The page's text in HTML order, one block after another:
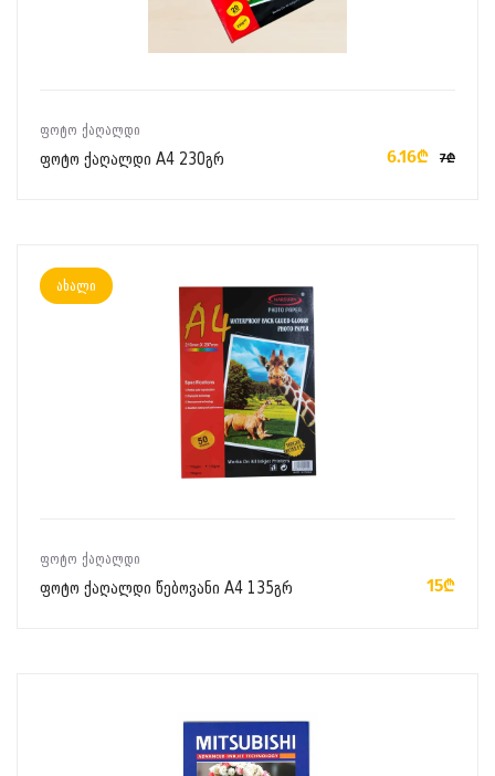
ᲤᲝᲢᲝ ᲥᲐᲦᲐᲚᲓᲘ
ფოტო ქაღალდი A4 230გრ 6.16₾ 7₾
ახალი
ᲤᲝᲢᲝ ᲥᲐᲦᲐᲚᲓᲘ
ფოტო ქაღალდი წებოვანი A4 135გრ 15₾